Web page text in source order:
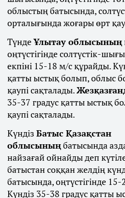
облыстың батысында,
орталығында жоғары өрт
ТүндеҰлытау облысының
оңтүстігінде солтүстік-
екпіні 15-18 м/с құрайды.
қатты ыстық болып, облыс
қаупі сақталады.
35-37 градус қатты ыстық
қаупі сақталады.
Күндіз Батыс Қазақстан
облысыныңбатысында
найзағай ойнайды деп
батыстан соққан желдің
батысында, оңтүстігінде
Күндіз 35-38 градус қатты